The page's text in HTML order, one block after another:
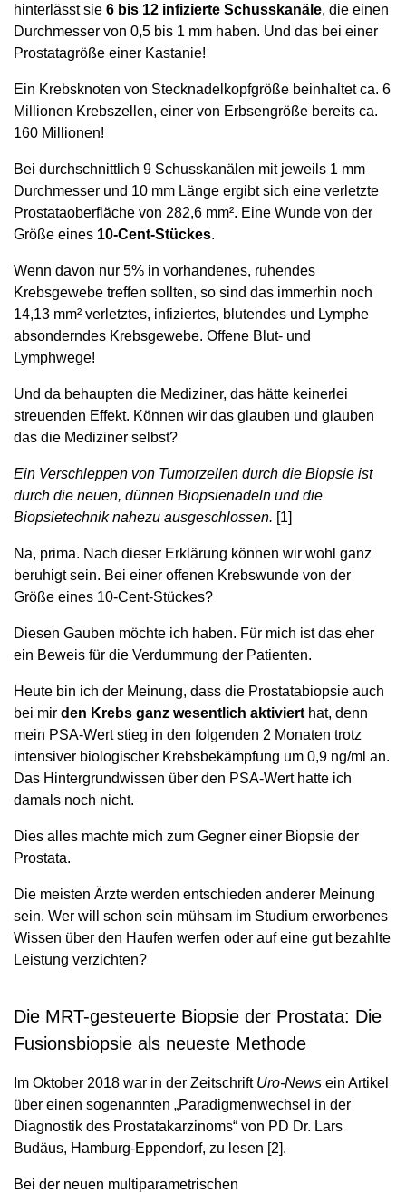
hinterlässt sie 6 bis 12 infizierte Schusskanäle, die einen
Durchmesser von 0,5 bis 1 mm haben. Und das bei einer
Prostatagröße einer Kastanie!
Ein Krebsknoten von Stecknadelkopfgröße beinhaltet ca. 6
Millionen Krebszellen, einer von Erbsengröße bereits ca.
160 Millionen!
Bei durchschnittlich 9 Schusskanälen mit jeweils 1 mm
Durchmesser und 10 mm Länge ergibt sich eine verletzte
Prostataoberfläche von 282,6 mm². Eine Wunde von der
Größe eines 10-Cent-Stückes.
Wenn davon nur 5% in vorhandenes, ruhendes
Krebsgewebe treffen sollten, so sind das immerhin noch
14,13 mm² verletztes, infiziertes, blutendes und Lymphe
absonderndes Krebsgewebe. Offene Blut- und
Lymphwege!
Und da behaupten die Mediziner, das hätte keinerlei
streuenden Effekt. Können wir das glauben und glauben
das die Mediziner selbst?
Ein Verschleppen von Tumorzellen durch die Biopsie ist
durch die neuen, dünnen Biopsienadeln und die
Biopsietechnik nahezu ausgeschlossen. [1]
Na, prima. Nach dieser Erklärung können wir wohl ganz
beruhigt sein. Bei einer offenen Krebswunde von der
Größe eines 10-Cent-Stückes?
Diesen Gauben möchte ich haben. Für mich ist das eher
ein Beweis für die Verdummung der Patienten.
Heute bin ich der Meinung, dass die Prostatabiopsie auch
bei mir den Krebs ganz wesentlich aktiviert hat, denn
mein PSA-Wert stieg in den folgenden 2 Monaten trotz
intensiver biologischer Krebsbekämpfung um 0,9 ng/ml an.
Das Hintergrundwissen über den PSA-Wert hatte ich
damals noch nicht.
Dies alles machte mich zum Gegner einer Biopsie der
Prostata.
Die meisten Ärzte werden entschieden anderer Meinung
sein. Wer will schon sein mühsam im Studium erworbenes
Wissen über den Haufen werfen oder auf eine gut bezahlte
Leistung verzichten?
Die MRT-gesteuerte Biopsie der Prostata: Die
Fusionsbiopsie als neueste Methode
Im Oktober 2018 war in der Zeitschrift Uro-News ein Artikel
über einen sogenannten „Paradigmenwechsel in der
Diagnostik des Prostatakarzinoms“ von PD Dr. Lars
Budäus, Hamburg-Eppendorf, zu lesen [2].
Bei der neuen multiparametrischen